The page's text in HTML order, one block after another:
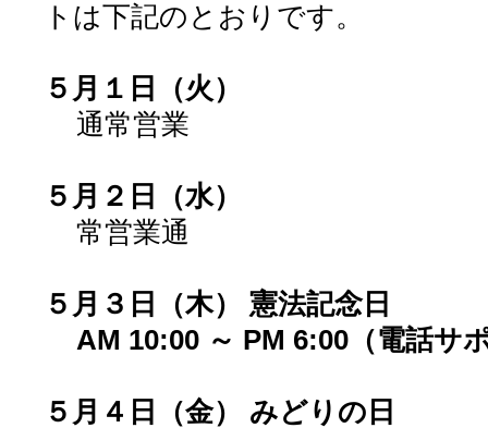
トは下記のとおりです。
５月１日（火）
通常営業
５月２日（水）
常営業通
５月３日（木） 憲法記念日
AM 10:00 ～ PM 6:00（電話サ
５月４日（金） みどりの日